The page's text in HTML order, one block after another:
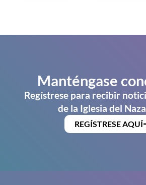
Manténgase
Regístrese para recibir
de la Iglesia del
REGÍSTRESE AQUÍ